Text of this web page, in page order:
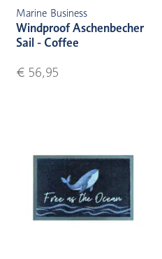
Marine Business
Windproof Aschenbecher
Sail - Coffee
€ 56,95